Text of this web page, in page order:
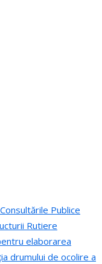
Publice
Rutiere
elaborarea
drumului de ocolire a